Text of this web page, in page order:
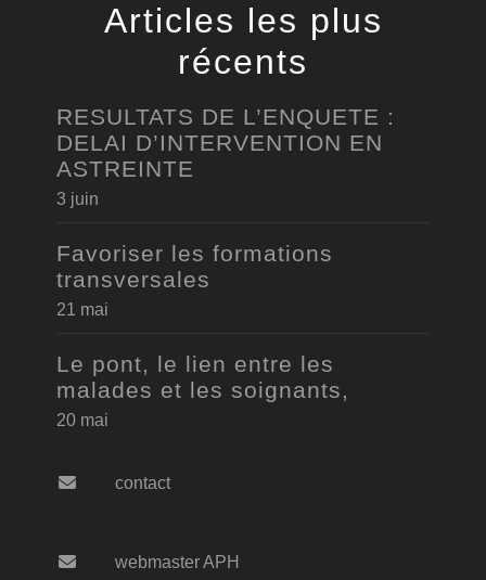
Articles les plus
récents
RESULTATS DE L’ENQUETE :
DELAI D’INTERVENTION EN
ASTREINTE
3 juin
Favoriser les formations
transversales
21 mai
Le pont, le lien entre les
malades et les soignants,
20 mai
contact
webmaster APH